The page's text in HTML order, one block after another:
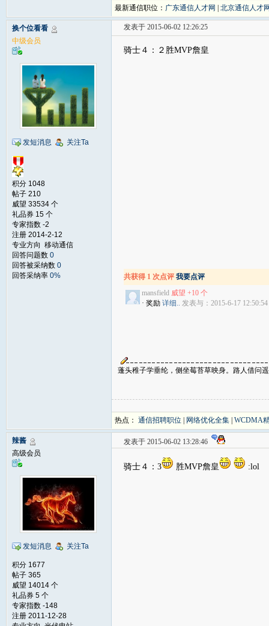
最新通信职位： 广东通信人才网 北京通信人才
换个位看看
中级会员
发短消息 关注Ta
积分 1048
帖子 210
威望 33534 个
礼品券 15 个
专家指数 -2
注册 2014-2-12
专业方向 移动通信
回答问题数 0
回答被采纳数 0
回答采纳率 0%
发表于 2015-06-02 12:26:25
骑士４：２胜MVP詹皇
共获得 1 次点评 我要点评
mansfield 威望 +10 个
· 奖励 详细.. 发表与：2015-6-17 12:50:54
蓬头稚子学垂纶，侧坐莓苔草映身。路人借问
热点： 通信招聘职位 网络优化全集 WCDMA
辣酱
高级会员
发短消息 关注Ta
积分 1677
帖子 365
威望 14014 个
礼品券 5 个
专家指数 -148
注册 2011-12-28
发表于 2015-06-02 13:28:46
骑士４：3 胜MVP詹皇 :lol